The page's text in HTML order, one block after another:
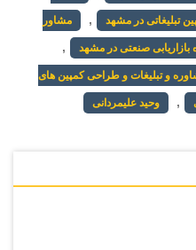
تبلیغاتی در مشهد , مشاور
بازاریابی صنعتی در مشهد ,
و تبلیغات و طراحی کمپین های
, وحید علیمردانی